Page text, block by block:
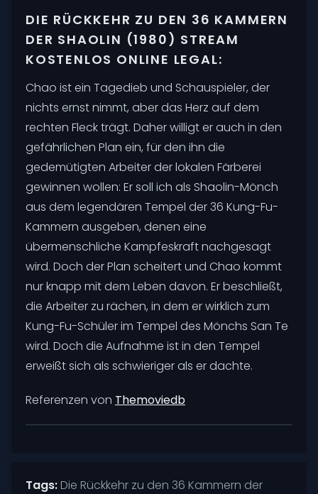
DIE RÜCKKEHR ZU DEN 36 KAMMERN
DER SHAOLIN (1980) STREAM
KOSTENLOS ONLINE LEGAL:
Chao ist ein Tagedieb und Schauspieler, der
nichts ernst nimmt, aber das Herz auf dem
rechten Fleck trägt. Daher willigt er auch in den
gefährlichen Plan ein, für den ihn die
gedemütigten Arbeiter der lokalen Färberei
gewinnen wollen: Er soll ich als Shaolin-Mönch
aus dem legendären Tempel der 36 Kung-Fu-
Kammern ausgeben, denen eine
übermenschliche Kampfeskraft nachgesagt
wird. Doch der Plan scheitert und Chao kommt
nur knapp mit dem Leben davon. Er beschließt,
die Arbeiter zu rächen, in dem er wirklich zum
Kung-Fu-Schüler im Tempel des Mönchs San Te
wird. Doch die Aufnahme ist in den Tempel
erweißt sich als schwieriger als er dachte.
Referenzen von Themoviedb
Tags: Die Rückkehr zu den 36 Kammern der